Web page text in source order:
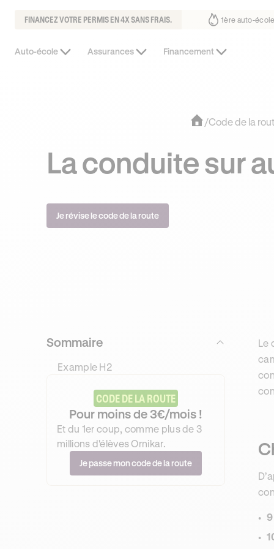
FINANCEZ VOTRE PERMIS EN 4X SANS FRAIS.
déjà confiance 30% moins chère que l’auto-école de votre
Auto-école Assurances Financement
/Code de la
La conduite sur
Je révise le code de la route
Sommaire
Example H2
CODE DE LA ROUTE
Pour moins de 3€/mois !
Et du 1er coup, comme plus de 3
millions d'élèves Ornikar.
Je passe mon code de la route
Le